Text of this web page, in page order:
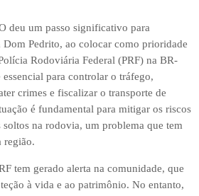
deu um passo significativo para
Dom Pedrito, ao colocar como prioridade
Rodoviária Federal (PRF) na BR-
essencial para controlar o tráfego,
crimes e fiscalizar o transporte de
é fundamental para mitigar os riscos
soltos na rodovia, um problema que tem
região.
tem gerado alerta na comunidade, que
à vida e ao patrimônio. No entanto,